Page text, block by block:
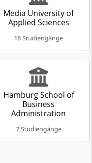
von anderen
mit
sich alsinternational
und konzentriert ihr
und
Media University of
Applied Sciences
18 Studiengänge
Hamburg School of
Business
Administration
7 Studiengänge
General Management
Master of Business
(MBA)
2 Semester
Real Estate